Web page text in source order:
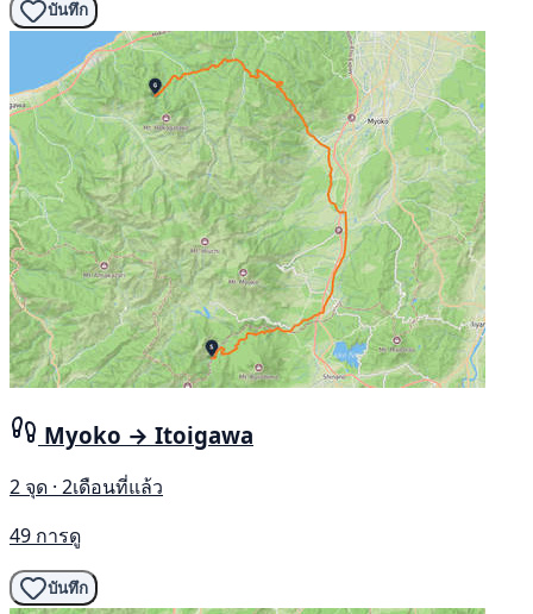
บันทึก
Myoko → Itoigawa
2 จุด · 2เดือนที่แล้ว
49 การดู
บันทึก